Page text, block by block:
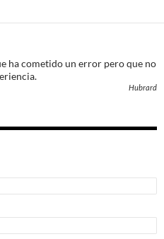
ha cometido un error pero que no
Hubrard